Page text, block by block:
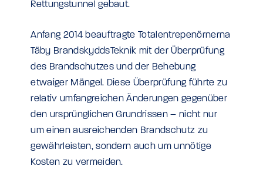
Rettungstunnel gebaut.
Anfang 2014 beauftragte Totalentrepenörnerna
Täby BrandskyddsTeknik mit der Überprüfung
des Brandschutzes und der Behebung
etwaiger Mängel. Diese Überprüfung führte zu
relativ umfangreichen Änderungen gegenüber
den ursprünglichen Grundrissen – nicht nur
um einen ausreichenden Brandschutz zu
gewährleisten, sondern auch um unnötige
Kosten zu vermeiden.